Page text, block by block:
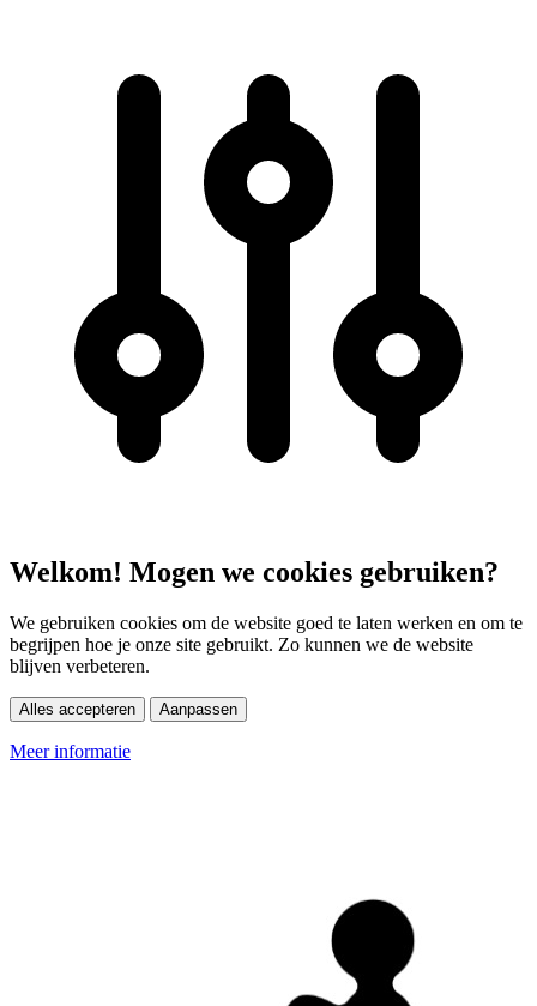
Welkom! Mogen we cookies gebruiken?
We gebruiken cookies om de website goed te laten werken en om te
begrijpen hoe je onze site gebruikt. Zo kunnen we de website
blijven verbeteren.
Alles accepteren Aanpassen
Meer informatie